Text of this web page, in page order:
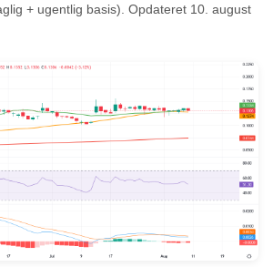
+ ugentlig basis). Opdateret 10. august